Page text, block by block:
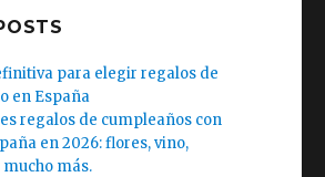
para elegir regalos de
en España
regalos de cumpleaños con
en 2026: flores, vino,
más.